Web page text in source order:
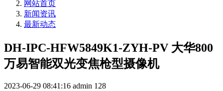
网站首页
新闻资讯
最新动态
DH-IPC-HFW5849K1-ZYH-PV 大华800
万易智能双光变焦枪型摄像机
2023-06-29 08:41:16 admin 128